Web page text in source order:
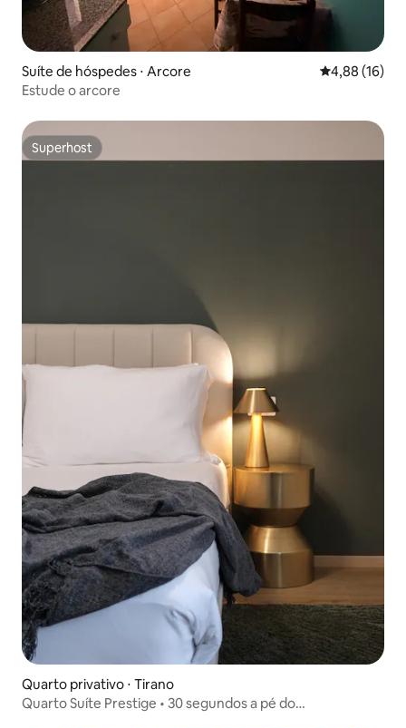
Suíte de hóspedes ⋅ Arcore 4,88 de uma
4,88 (16)
Estude o arcore
Superhost
Superhost
Quarto privativo ⋅ Tirano
Quarto Suíte Prestige • 30 segundos a pé do